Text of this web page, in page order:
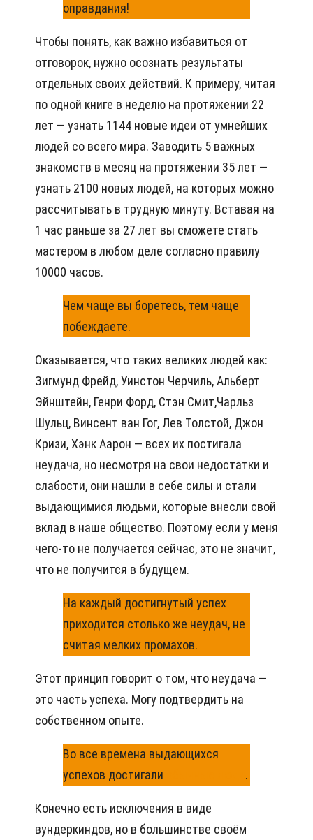
оправдания!
Чтобы понять, как важно избавиться от
отговорок, нужно осознать результаты
отдельных своих действий. К примеру, читая
по одной книге в неделю на протяжении 22
лет — узнать 1144 новые идеи от умнейших
людей со всего мира. Заводить 5 важных
знакомств в месяц на протяжении 35 лет —
узнать 2100 новых людей, на которых можно
рассчитывать в трудную минуту. Вставая на
1 час раньше за 27 лет вы сможете стать
мастером в любом деле согласно правилу
10000 часов.
Чем чаще вы боретесь, тем чаще
побеждаете.
Оказывается, что таких великих людей как:
Зигмунд Фрейд, Уинстон Черчиль, Альберт
Эйнштейн, Генри Форд, Стэн Смит,Чарльз
Шульц, Винсент ван Гог, Лев Толстой, Джон
Кризи, Хэнк Аарон — всех их постигала
неудача, но несмотря на свои недостатки и
слабости, они нашли в себе силы и стали
выдающимися людьми, которые внесли свой
вклад в наше общество. Поэтому если у меня
чего-то не получается сейчас, это не значит,
что не получится в будущем.
На каждый достигнутый успех
приходится столько же неудач, не
считая мелких промахов.
Этот принцип говорит о том, что неудача —
это часть успеха. Могу подтвердить на
собственном опыте.
Во все времена выдающихся
успехов достигали
.
Конечно есть исключения в виде
вундеркиндов, но в большинстве своём